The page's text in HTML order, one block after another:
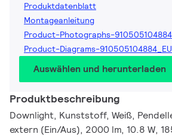
Produktdatenblatt
Montageanleitung
Product-Photographs-
Product-Diagrams-910505104884_EU
Auswählen und herunterladen
Produktbeschreibung
Downlight, Kunststoff, Weiß,
extern (Ein/Aus), 2000 lm, 10.8 W,